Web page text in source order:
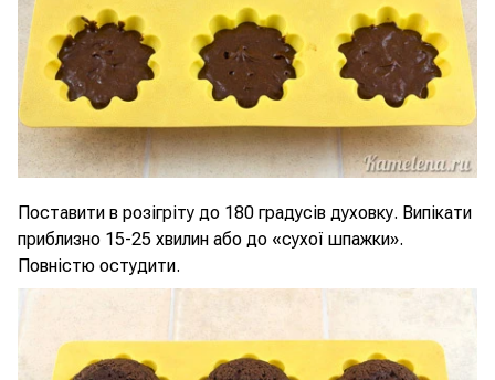
Поставити в розігріту до 180 градусів духовку. Випікати
приблизно 15-25 хвилин або до «сухої шпажки».
Повністю остудити.